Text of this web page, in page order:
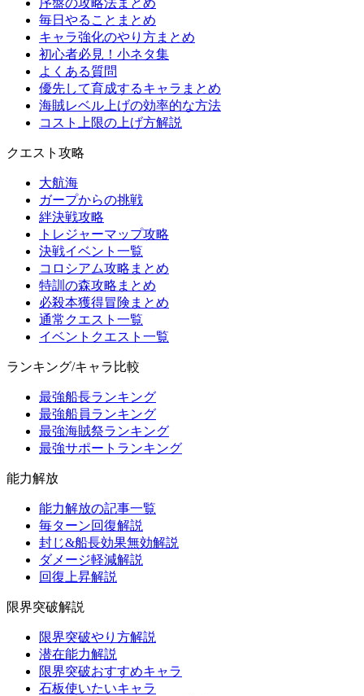
序盤の攻略法まとめ
毎日やることまとめ
キャラ強化のやり方まとめ
初心者必見！小ネタ集
よくある質問
優先して育成するキャラまとめ
海賊レベル上げの効率的な方法
コスト上限の上げ方解説
クエスト攻略
大航海
ガープからの挑戦
絆決戦攻略
トレジャーマップ攻略
決戦イベント一覧
コロシアム攻略まとめ
特訓の森攻略まとめ
必殺本獲得冒険まとめ
通常クエスト一覧
イベントクエスト一覧
ランキング/キャラ比較
最強船長ランキング
最強船員ランキング
最強海賊祭ランキング
最強サポートランキング
能力解放
能力解放の記事一覧
毎ターン回復解説
封じ&船長効果無効解説
ダメージ軽減解説
回復上昇解説
限界突破解説
限界突破やり方解説
潜在能力解説
限界突破おすすめキャラ
石板使いたいキャラ